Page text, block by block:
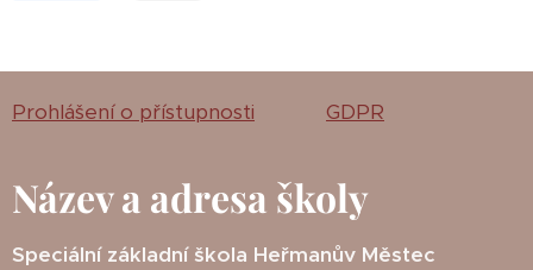
Prohlášení o přístupnosti GDPR
Název a adresa školy
Speciální základní škola Heřmanův Městec